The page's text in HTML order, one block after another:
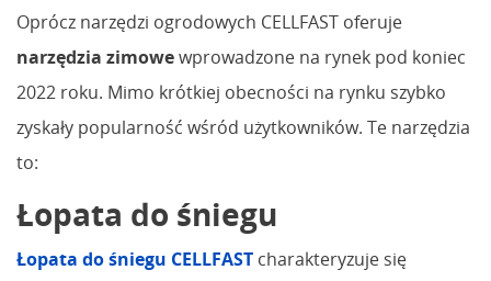
Oprócz narzędzi ogrodowych CELLFAST oferuje
narzędzia zimowewprowadzone na rynek pod koniec
2022 roku. Mimo krótkiej obecności na rynku szybko
zyskały popularność wśród użytkowników. Te narzędzia
to:
Łopata do śniegu
Łopata do śniegu CELLFAST charakteryzuje się